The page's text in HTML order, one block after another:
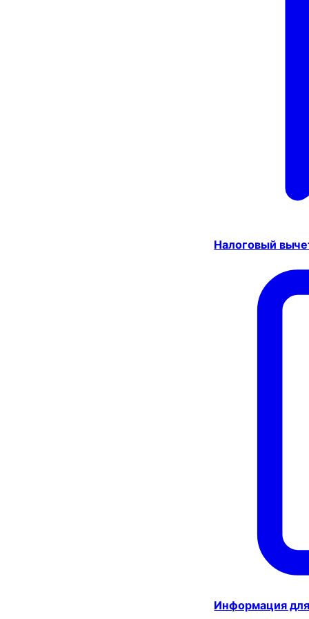
Налоговый
Информация